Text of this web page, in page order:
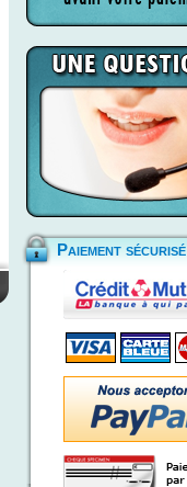
Paiement sécurisé